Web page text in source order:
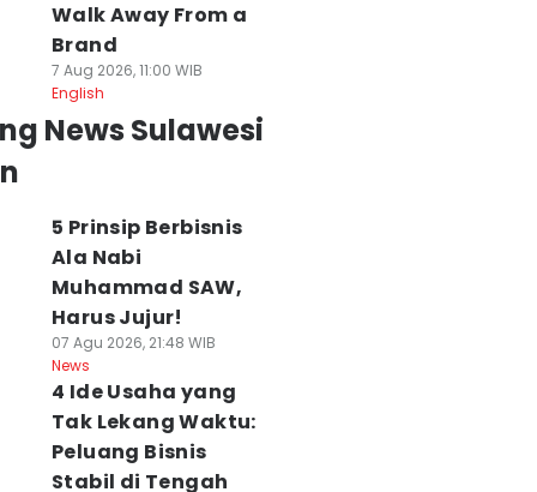
Walk Away From a
Brand
7 Aug 2026, 11:00 WIB
English
News Sulawesi
5 Prinsip Berbisnis
Ala Nabi
Muhammad SAW,
Harus Jujur!
07 Agu 2026, 21:48 WIB
News
4 Ide Usaha yang
Tak Lekang Waktu:
Peluang Bisnis
Stabil di Tengah